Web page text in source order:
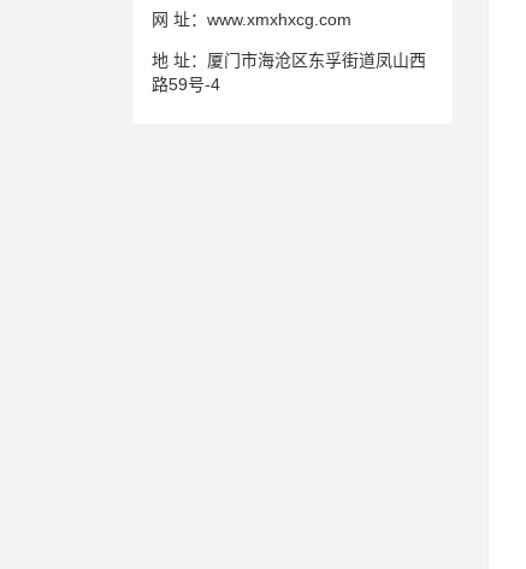
网 址： www.xmxhxcg.com
地 址： 厦门市海沧区东孚街道凤山西
路59号-4